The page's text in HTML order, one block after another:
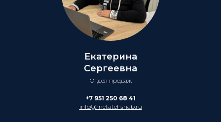
Екатерина
Сергеевна
Отдел продаж
+7 951 250 68 41
info@metatehsnab.ru